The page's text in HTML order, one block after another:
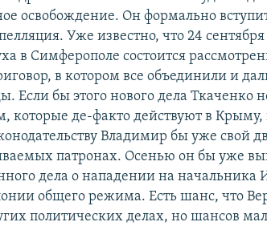
освобождение. Он формально
Уже известно, что 24 сентября
в Симферополе состоится
в котором все объединили и
Если бы этого нового дела Ткаченко
которые де-факто действуют в Крыму,
Владимир бы уже свой
патронах. Осенью он бы уже
дела о нападении на начальника
общего режима. Есть шанс, что
политических делах, но шансов